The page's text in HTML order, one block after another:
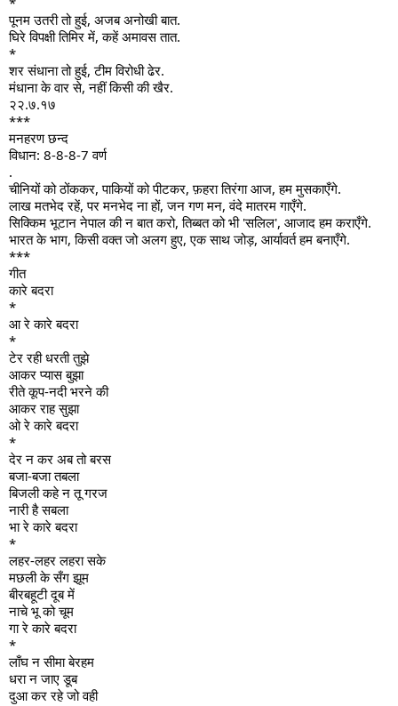
पूनम उतरी तो हुई, अजब अनोखी बात.
घिरे विपक्षी तिमिर में, कहें अमावस तात.
*
शर संधाना तो हुई, टीम विरोधी ढेर.
मंधाना के वार से, नहीं किसी की खैर.
२२.७.१७
***
मनहरण छन्द
विधान: 8-8-8-7 वर्ण
.
चीनियों को ठोंककर, पाकियों को पीटकर, फ़हरा तिरंगा आज, हम मुसकाएँगे.
लाख मतभेद रहें, पर मनभेद ना हों,जनगण मन, वंदे मातरम गाएँगे.
सिक्किम भूटान नेपाल की न बात करो,तिब्बत को भी 'सलिल', आजाद हम कराएँगे.
भारत के भाग, किसी वक्त जो अलग हुए,एक साथ जोड़, आर्यावर्त हम बनाएँगे.
***
गीत
कारे बदरा
*
आ रे कारे बदरा
*
टेर रही धरती तुझे
आकर प्यास बुझा
रीते कूप-नदी भरने की
आकर राह सुझा
ओ रे कारे बदरा
*
देर न कर अब तो बरस
बजा-बजा तबला
बिजली कहे न तू गरज
नारी है सबला
भा रे कारे बदरा
*
लहर-लहर लहरा सके
मछली के सँग झूम
बीरबहूटी दूब में
नाचे भू को चूम
गा रे कारे बदरा
*
लाँघ न सीमा बेरहम
धरा न जाए डूब
दुआ कर रहे जो वही